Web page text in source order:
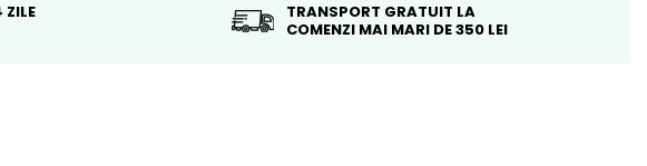
ZILE
TRANSPORT GRATUIT LA
COMENZI MAI MARI DE 350 LEI